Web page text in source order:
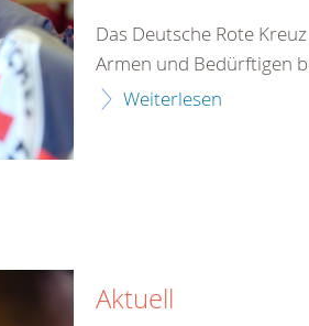
Das Deutsche Rote
Armen und Bedürftigen
Weiterlesen
Aktuell